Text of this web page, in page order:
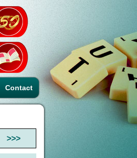
Contact
>>>